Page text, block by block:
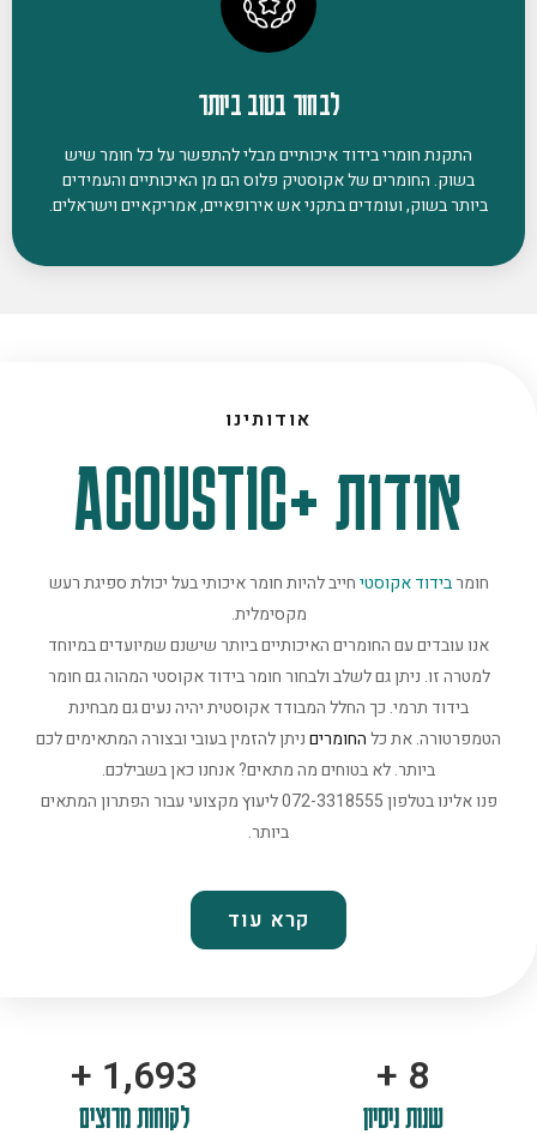
לבחור בטוב ביותר
התקנת חומרי בידוד איכותיים מבלי להתפשר על כל חומר שיש
בשוק. החומרים של אקוסטיק פלוס הם מן האיכותיים והעמידים
ביותר בשוק, ועומדים בתקני אש אירופאיים, אמריקאיים וישראלים.
אודותינו
אודות +ACOUSTIC
חומרבידוד אקוסטיחייב להיות חומר איכותי בעל יכולת ספיגת רעש
מקסימלית.
אנו עובדים עם החומרים האיכותיים ביותר שישנם שמיועדים במיוחד
למטרה זו. ניתן גם לשלב ולבחור חומר בידוד אקוסטי המהוה גם חומר
בידוד תרמי. כך החלל המבודד אקוסטית יהיה נעים גם מבחינת
הטמפרטורה. את כלהחומריםניתן להזמין בעובי ובצורה המתאימים לכם
ביותר. לא בטוחים מה מתאים? אנחנו כאן בשבילכם.
פנו אלינו בטלפון 072-3318555 ליעוץ מקצועי עבור הפתרון המתאים
ביותר.
קרא עוד
10
+
שנות ניסיון
2,100
+
לקוחות מרוצים